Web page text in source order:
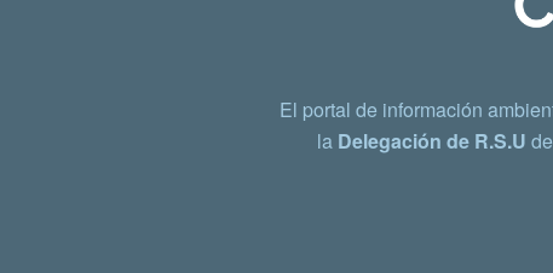
El portal de información
la Delegación de R.S.U de